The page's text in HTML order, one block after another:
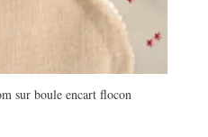
sur boule encart flocon